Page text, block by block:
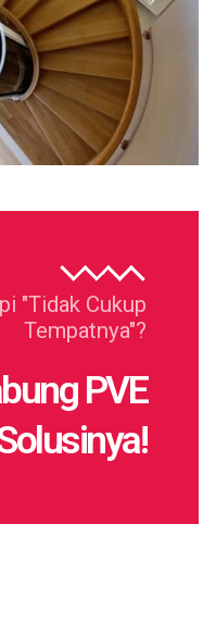
"Tidak Cukup
Tempatnya"?
PVE